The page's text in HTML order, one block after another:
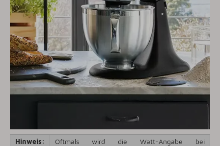
Hinweis:
Oftmals wird die Watt-Angabe bei